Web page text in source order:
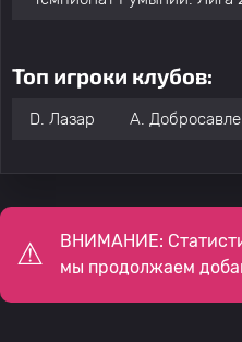
Топ игроки клубов:
D. Лазар A.
ВНИМАНИЕ:
мы продолжаем